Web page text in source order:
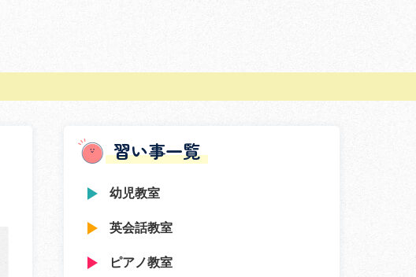
習い事一覧
幼児教室
英会話教室
ピアノ教室